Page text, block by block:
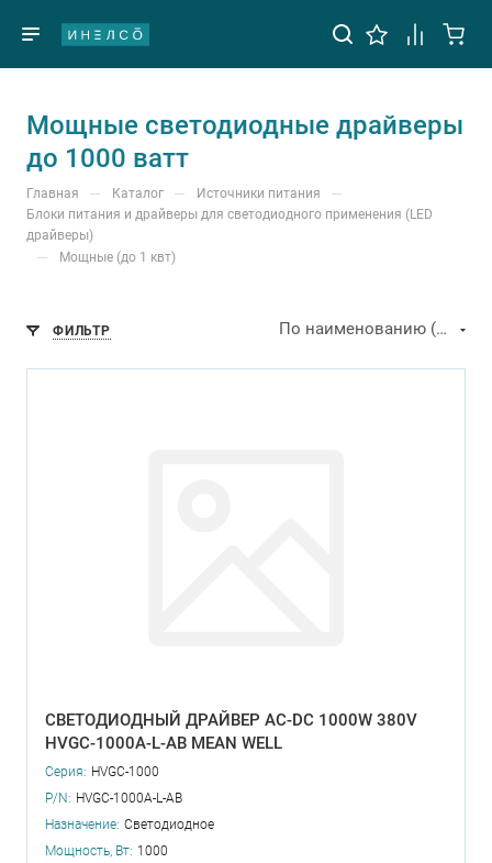
Мощные светодиодные драйверы
до 1000 ватт
Главная — Каталог — Источники питания —
Блоки питания и драйверы для светодиодного применения (LED
драйверы)
— Мощные (до 1 квт)
ФИЛЬТР По наименованию (А-Я)
СВЕТОДИОДНЫЙ ДРАЙВЕР AC-DC 1000W 380V
HVGC-1000A-L-AB MEAN WELL
Серия: HVGC-1000
P/N: HVGC-1000A-L-AB
Назначение: Светодиодное
Мощность, Вт: 1000